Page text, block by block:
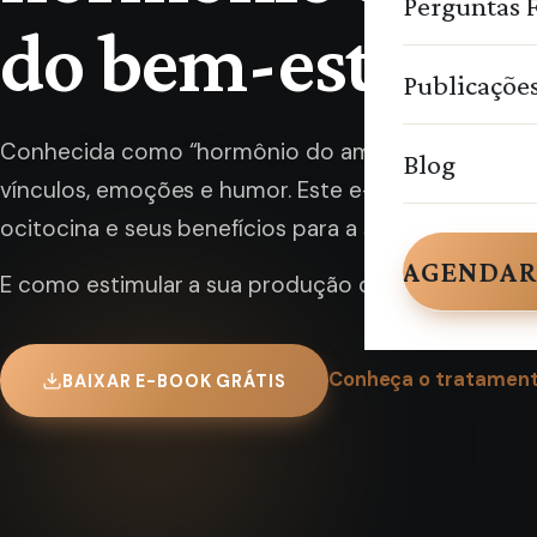
Blog
do bem-estar
Conhecida como “hormônio do amor”, a ocitocina
vínculos, emoções e humor. Este e-book explica o
ocitocina e seus benefícios para a saúde mental.
E como estimular a sua produção de forma natural.
BAIXAR E-BOOK GRÁTIS Conheça o